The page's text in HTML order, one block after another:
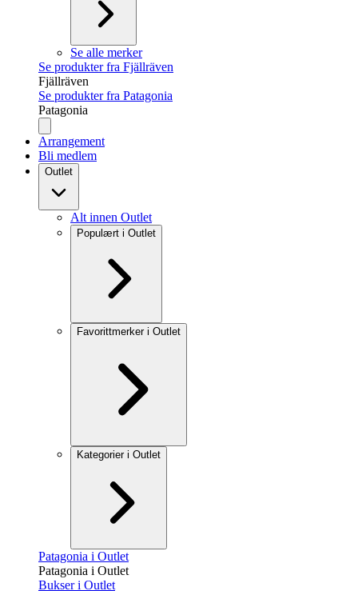
Se alle merker
Se produkter fra Fjällräven
Fjällräven
Se produkter fra Patagonia
Patagonia
Arrangement
Bli medlem
Outlet
Alt innen Outlet
Populært i Outlet
Favorittmerker i Outlet
Kategorier i Outlet
Patagonia i Outlet
Patagonia i Outlet
Bukser i Outlet